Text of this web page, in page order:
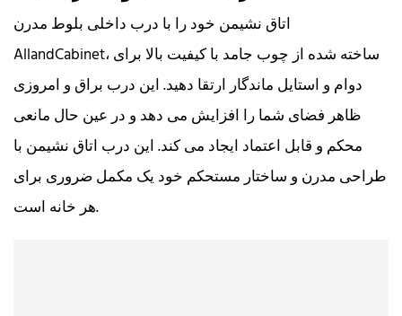
اتاق نشیمن خود را با درب داخلی بلوط مدرن
AllandCabinet، ساخته شده از چوب جامد با کیفیت بالا برای
دوام و استایل ماندگار ارتقا دهید. این درب براق و امروزی
ظاهر فضای شما را افزایش می دهد و در عین حال مانعی
محکم و قابل اعتماد ایجاد می کند. این درب اتاق نشیمن با
طراحی مدرن و ساختار مستحکم خود یک مکمل ضروری برای
هر خانه است.